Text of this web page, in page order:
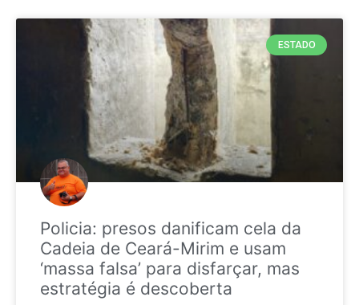
ESTADO
Policia: presos danificam cela da
Cadeia de Ceará-Mirim e usam
‘massa falsa’ para disfarçar, mas
estratégia é descoberta